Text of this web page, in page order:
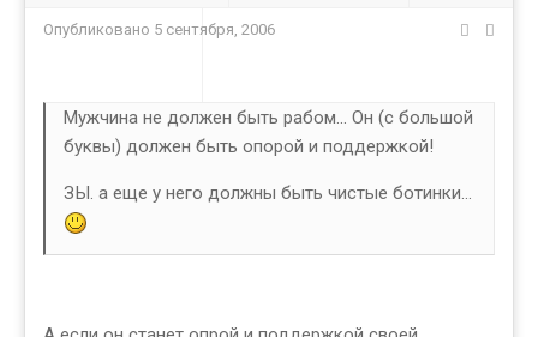
Опубликовано 5 сентября, 2006
Мужчина не должен быть рабом... Он (с большой
буквы) должен быть опорой и поддержкой!
ЗЫ. а еще у него должны быть чистые ботинки...